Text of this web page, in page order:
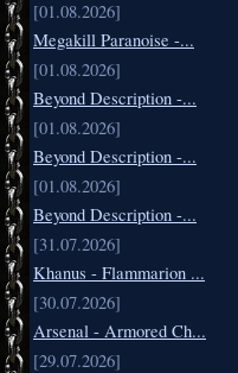
[01.08.2026]
Megakill Paranoise -...
[01.08.2026]
Beyond Description -...
[01.08.2026]
Beyond Description -...
[01.08.2026]
Beyond Description -...
[31.07.2026]
Khanus - Flammarion ...
[30.07.2026]
Arsenal - Armored Ch...
[29.07.2026]